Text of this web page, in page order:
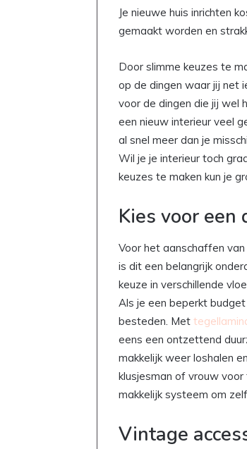
Je nieuwe huis inrichten
gemaakt worden en
Door slimme keuzes te
op de dingen waar jij net
voor de dingen die jij wel
een nieuw interieur veel
al snel meer dan je
Wil je je interieur toch
keuzes te maken kun je
Kies voor een
Voor het aanschaffen
is dit een belangrijk
keuze in verschillende
Als je een beperkt
besteden. Met
eens een ontzettend
makkelijk weer loshalen
klusjesman of vrouw
makkelijk systeem om
Vintage